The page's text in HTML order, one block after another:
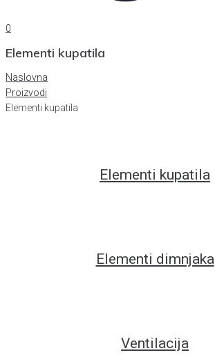
0
Elementi kupatila
Naslovna
Proizvodi
Elementi kupatila
Elementi kupatila
Elementi dimnjaka
Ventilacija